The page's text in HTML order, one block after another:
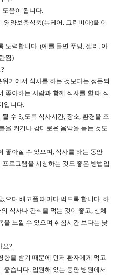
도움이 됩니다.
영양보충식품(뉴케어, 그린비아)을 이
노력합니다. (예를 들면 푸딩, 젤리, 아
찜)
기에서 식사를 하는 것보다는 정돈되
좋아하는 사람과 함께 식사를 할 때 식
입니다.
수 있도록 식사시간, 장소, 환경을 조
을 켜거나 감미로운 음악을 듣는 것도
좋아질 수 있으며, 식사를 하는 동안
로그램을 시청하는 것도 좋은 방법입
으며 배고플 때마다 먹도록 합니다. 하
식사나 간식을 먹는 것이 좋고, 신체
을 느낄 수 있으며 취침시간 보다는 낮
요?
향을 받기 때문에 먼저 환자에게 먹고
좋습니다. 입원해 있는 동안 병원에서